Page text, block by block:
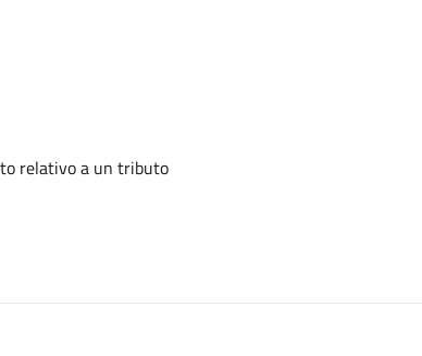
relativo a un tributo